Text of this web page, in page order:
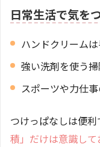
日常生活で気を
ハンドクリーム
強い洗剤を使う
スポーツや力仕
つけっぱなしは便利
積」だけは意識して